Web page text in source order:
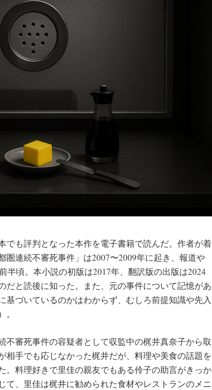
でも評判となった本作を電子書籍で読んだ。作者が着
圏連続不審死事件」は2007〜2009年に起き、報道や
半頃。本小説の初版は2017年、翻訳版の出版は2024
だと読後に知った。また、元の事件について記憶があ
基づいているのかはわからず、むしろ前提知識や先入
不審死事件の容疑者として収監中の梶井真奈子から取
相手でも応じなかった梶井だが、料理や美食の話題を
。料理好きで里佳の親友でもある伶子の助言がきっか
て、里佳は梶井に勧められた食材やレストランのメニ